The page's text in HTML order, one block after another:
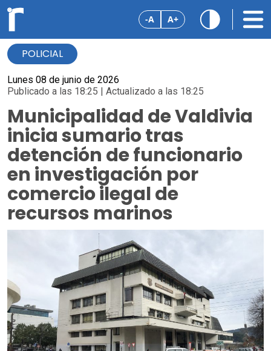
-A A+
POLICIAL
Lunes 08 de junio de 2026
Publicado a las 18:25 | Actualizado a las 18:25
Municipalidad de Valdivia
inicia sumario tras
detención de funcionario
en investigación por
comercio ilegal de
recursos marinos